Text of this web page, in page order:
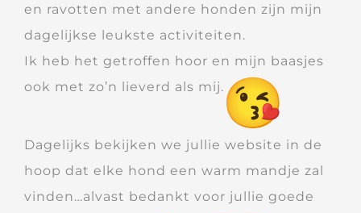
en ravotten met andere honden zijn mijn
dagelijkse leukste activiteiten.
Ik heb het getroffen hoor en mijn baasjes
ook met zo’n lieverd als mij.
Dagelijks bekijken we jullie website in de
hoop dat elke hond een warm mandje zal
vinden…alvast bedankt voor jullie goede